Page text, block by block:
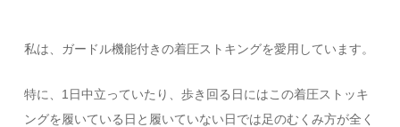
私は、ガードル機能付きの着圧ストキングを愛用しています。
特に、1日中立っていたり、歩き回る日にはこの着圧ストッキ
ングを履いている日と履いていない日では足のむくみ方が全く